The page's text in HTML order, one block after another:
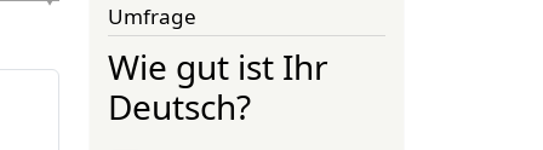
Umfrage
Wie gut ist Ihr
Deutsch?